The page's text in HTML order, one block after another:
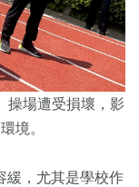
操場遭受損壞，影
境。
緩，尤其是學校作